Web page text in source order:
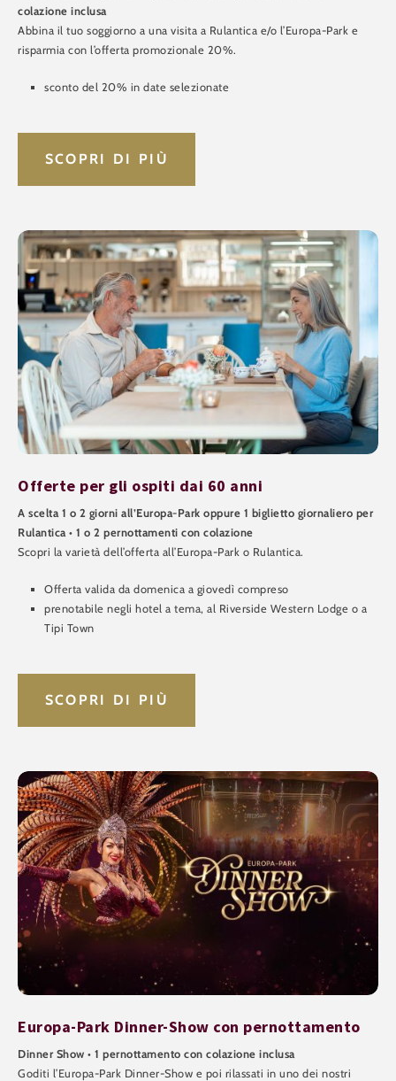
colazione inclusa
Abbina il tuo soggiorno a una visita a Rulantica e/o l’Europa-Park e
risparmia con l’offerta promozionale 20%.
sconto del 20% in date selezionate
SCOPRI DI PIÙ
Offerte per gli ospiti dai 60 anni
A scelta 1 o 2 giorni all’Europa-Park oppure 1 biglietto giornaliero per
Rulantica • 1 o 2 pernottamenti con colazione
Scopri la varietà dell’offerta all’Europa-Park o Rulantica.
Offerta valida da domenica a giovedì compreso
prenotabile negli hotel a tema, al Riverside Western Lodge o a
Tipi Town
SCOPRI DI PIÙ
Europa-Park Dinner-Show con pernottamento
Dinner Show • 1 pernottamento con colazione inclusa
Goditi l’Europa-Park Dinner-Show e poi rilassati in uno dei nostri